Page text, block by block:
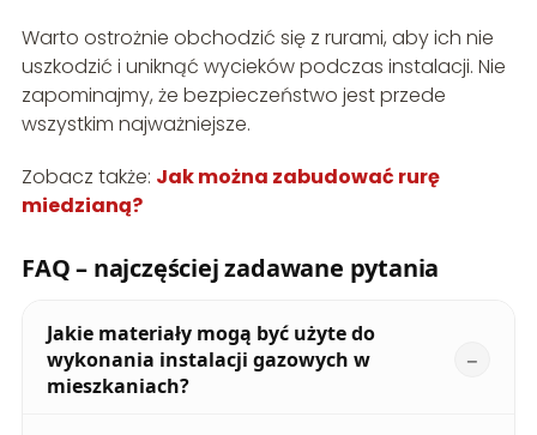
Warto ostrożnie obchodzić się z rurami, aby ich nie
uszkodzić i uniknąć wycieków podczas instalacji. Nie
zapominajmy, że bezpieczeństwo jest przede
wszystkim najważniejsze.
Zobacz także: Jak można zabudować rurę
miedzianą?
FAQ – najczęściej zadawane pytania
Jakie materiały mogą być użyte do
wykonania instalacji gazowych w
mieszkaniach?